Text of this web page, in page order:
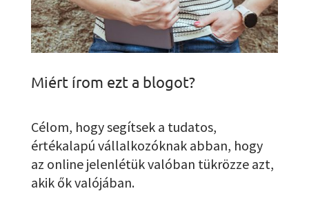
Miért írom ezt a blogot?
Célom, hogy segítsek a tudatos,
értékalapú vállalkozóknak abban, hogy
az online jelenlétük valóban tükrözze azt,
akik ők valójában.